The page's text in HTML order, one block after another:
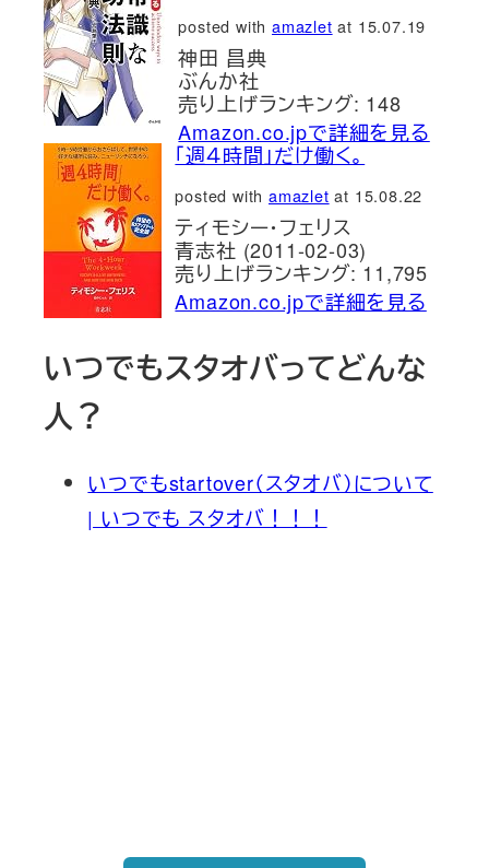
posted with amazlet at 15.07.19
神田 昌典
ぶんか社
売り上げランキング: 148
Amazon.co.jpで詳細を見る
「週４時間」だけ働く。
posted with amazlet at 15.08.22
ティモシー・フェリス
青志社 (2011-02-03)
売り上げランキング: 11,795
Amazon.co.jpで詳細を見る
いつでもスタオバってどんな
人？
いつでもstartover（スタオバ）について
| いつでも スタオバ！！！